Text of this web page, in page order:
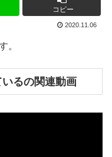
コピー
2020.11.06
。
るの関連動画